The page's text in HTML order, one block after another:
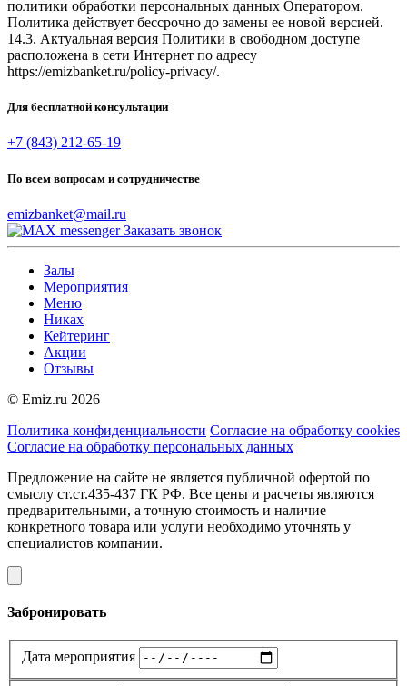
политики обработки персональных данных Оператором.
Политика действует бессрочно до замены ее новой версией.
14.3. Актуальная версия Политики в свободном доступе
расположена в сети Интернет по адресу
https://emizbanket.ru/policy-privacy/.
Для бесплатной консультации
+7 (843) 212-65-19
По всем вопросам и сотрудничестве
emizbanket@mail.ru
Заказать звонок
Залы
Мероприятия
Меню
Никах
Кейтеринг
Акции
Отзывы
© Emiz.ru 2026
Политика конфиденциальности Согласие на обработку cookies
Согласие на обработку персональных данных
Предложение на сайте не является публичной офертой по
смыслу ст.ст.435-437 ГК РФ. Все цены и расчеты являются
предварительными, а точную стоимость и наличие
конкретного товара или услуги необходимо уточнять у
специалистов компании.
Забронировать
Дата мероприятия